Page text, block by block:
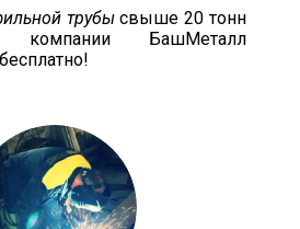
трубысвыше 20 тонн
БашМеталл